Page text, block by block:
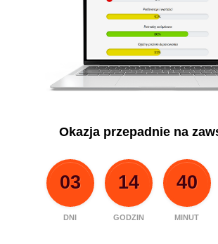
Okazja przepadnie na
03
DNI
14
GODZIN
40
MINUT